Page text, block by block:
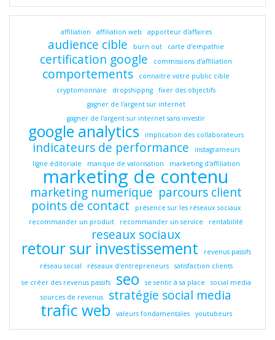
:
affiliation affiliation web apporteur d'affaires
audience cible burn out carte d'empathie
certification google commissions d'affiliation
comportements
connaitre votre public cible
cryptomonnaie
dropshippng
fixer des objectifs
gagner de l'argent sur internet
gagner de l'argent sur internet sans investir
google analytics implication des collaborateurs
indicateurs de performance
instagrameurs
ligne éditoriale
manque de valorisation marketing d'affiliation
marketing de contenu
marketing numerique parcours client
points de contact
présence sur les réseaux sociaux
recommander un produit
recommander un service rentabilité
reseaux sociaux
retour sur investissement
revenus passifs
réseau social
réseaux d'entrepreneurs
satisfaction clients
se créer des revenus passifs
seo se sentir à sa place
social media
sources de revenus
stratégie social media
trafic web valeurs fondamentales youtubeurs